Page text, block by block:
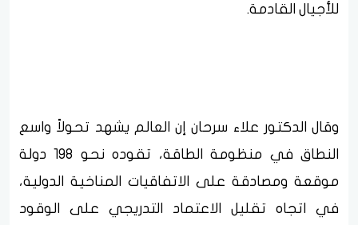
للأجيال القادمة.
وقال الدكتور علاء سرحان إن العالم يشهد تحولاً واسع
النطاق في منظومة الطاقة، تقوده نحو 198 دولة
موقعة ومصادقة على الاتفاقيات المناخية الدولية،
في اتجاه تقليل الاعتماد التدريجي على الوقود